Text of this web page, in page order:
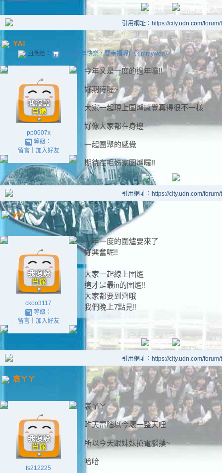
引用網址：https://city.udn.com/
YA!
回應給： 毛姐(新年快樂，要幸福喔)（kimmywen）
pp0607x
等級：
留言｜ 加入好友
今年又是一度的過年囉!!
好期待喔~
大家一起現上圍爐感覺真得很不一樣
好像大家都在身邊
一起團聚的感覺
期待在毛姊家圍爐囉!!
引用網址：https://city.udn.com/
ya!
ckoo3117
等級：
留言｜ 加入好友
一年一度的圍爐要來了
好興奮呢!!
大家一起線上圍爐
這才是最in的圍爐!!
大家都要到齊哦
我們晚上7點見!!
引用網址：https://city.udn.com/
哀ㄚㄚ
fs212225
哀ㄚㄚ
昨天電腦以今壞一整天哩
所以今天跟妹妹搶電腦摟~
哈哈